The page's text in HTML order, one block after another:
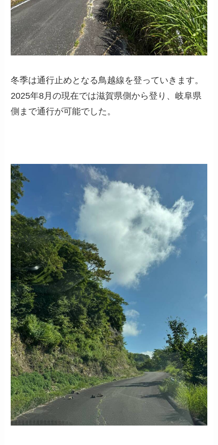
冬季は通行止めとなる鳥越線を登っていきます。
2025年8月の現在では滋賀県側から登り、岐阜県
側まで通行が可能でした。